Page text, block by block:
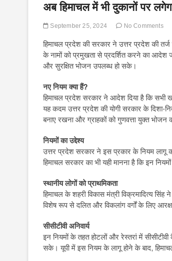
अब हिमाचल में भी दुकानों पर
September 25, 2024 No Comments
हिमाचल प्रदेश की सरकार ने उत्तर प्रदेश की
के नामों को प्रमुखता से प्रदर्शित करने का आदेश
और सुरक्षित भोजन उपलब्ध हो सके।
नए नियम क्या हैं?
हिमाचल प्रदेश सरकार ने आदेश दिया है कि सभी
यह कदम उत्तर प्रदेश की योगी सरकार के दिशा-
बनाए रखना और ग्राहकों को गुणवत्ता युक्त भोजन
नियमों का उद्देश्य
उत्तर प्रदेश सरकार ने इस प्रकार के नियम लागू
हिमाचल सरकार का भी यही मानना है कि इन
स्थानीय लोगों को प्राथमिकता
हिमाचल के शहरी विकास मंत्री विक्रमादित्य सिंह
विशेष रूप से दलित और विकलांग वर्गों के लिए
सीसीटीवी अनिवार्य
इन नियमों के तहत होटलों और रेस्तरां में
सके। यूपी में इस नियम के लागू होने के बाद,